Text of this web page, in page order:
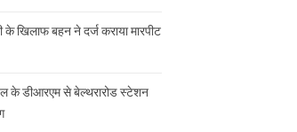
खिलाफ बहन ने दर्ज कराया मारपीट
के डीआरएम से बेल्थरारोड स्टेशन